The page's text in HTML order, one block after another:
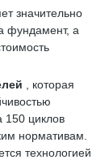
значительно
фундамент, а
, которая
150 циклов
нормативам.
технологией